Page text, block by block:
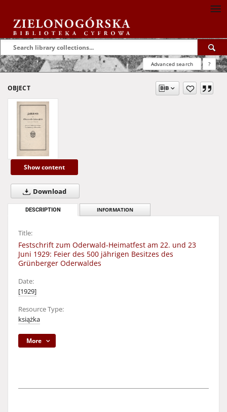
Advanced search ?
OBJECT
Show content
Download
DESCRIPTION INFORMATION
Title:
Festschrift zum Oderwald-Heimatfest am 22. und 23
Juni 1929: Feier des 500 jährigen Besitzes des
Grünberger Oderwaldes
Date:
[1929]
Resource Type:
książka
More